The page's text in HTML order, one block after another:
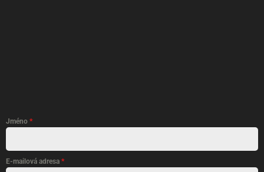
Jméno *
E-mailová adresa *